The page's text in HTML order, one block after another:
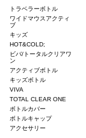
トラベラーボトル
ワイドマウスアクティ
ブ
キッズ
HOT&COLD;
ビバ/トータルクリアワ
ン
アクティブボトル
キッズボトル
VIVA
TOTAL CLEAR ONE
ボトルカバー
ボトルキャップ
アクセサリー